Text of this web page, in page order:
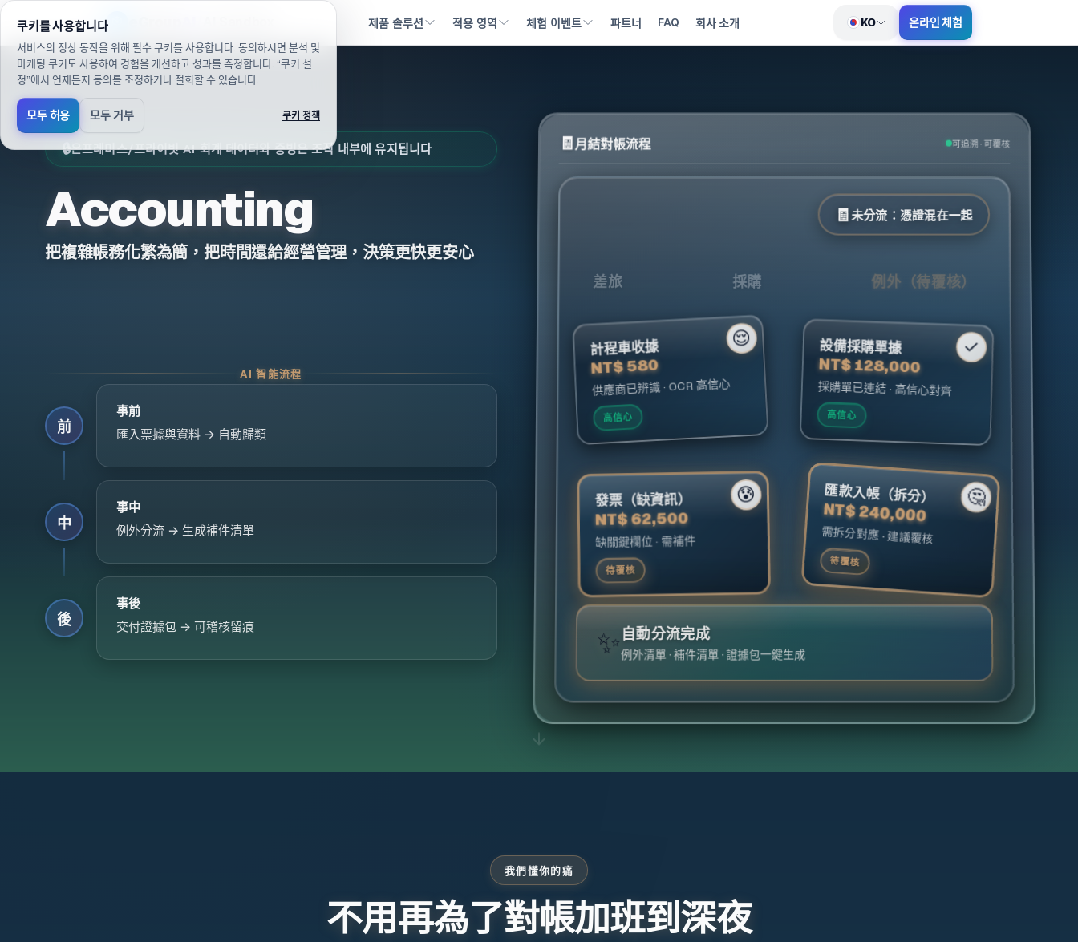
/ko/applications/accounting(으)로 이동했습니다
제품 솔루션 적용 영역 체험 이벤트 파트너 FAQ 회사 소개 언어 전환
KO 온라인 체험
🔒온프레미스/프라이빗 AI 회계 데이터와 증빙은 조직 내부에 유지됩니다
Accounting
把複雜帳務化繁為簡，把時間還給經營管理，決策更快更安心
🧾月結對帳流程 可追溯 · 可覆核
🧾未分流：憑證混在一起
差旅 採購 例外 （待覆核）
😌
計程車收據
NT$ 580
供應商已辨識 · OCR 高信心
高信心
✓
設備採購單據
NT$ 128,000
採購單已連結 · 高信心對齊
高信心
😰
發票（缺資訊）
NT$ 62,500
缺關鍵欄位 · 需補件
待覆核
🤔
匯款入帳（拆分）
NT$ 240,000
需拆分對應 · 建議覆核
待覆核
✨自動分流完成
例外清單 · 補件清單 · 證據包一鍵生成
AI 智能流程
前
事前
匯入票據與資料 → 自動歸類
中
事中
例外分流 → 生成補件清單
後
事後
交付證據包 → 可稽核留痕
我們懂你的痛
不用再為了對帳加班到深夜
쿠키를 사용합니다
서비스의 정상 동작을 위해 필수 쿠키를 사용합니다. 동의하시면 분석 및
마케팅 쿠키도 사용하여 경험을 개선하고 성과를 측정합니다. “쿠키 설
정”에서 언제든지 동의를 조정하거나 철회할 수 있습니다.
모두 허용 모두 거부 쿠키 정책